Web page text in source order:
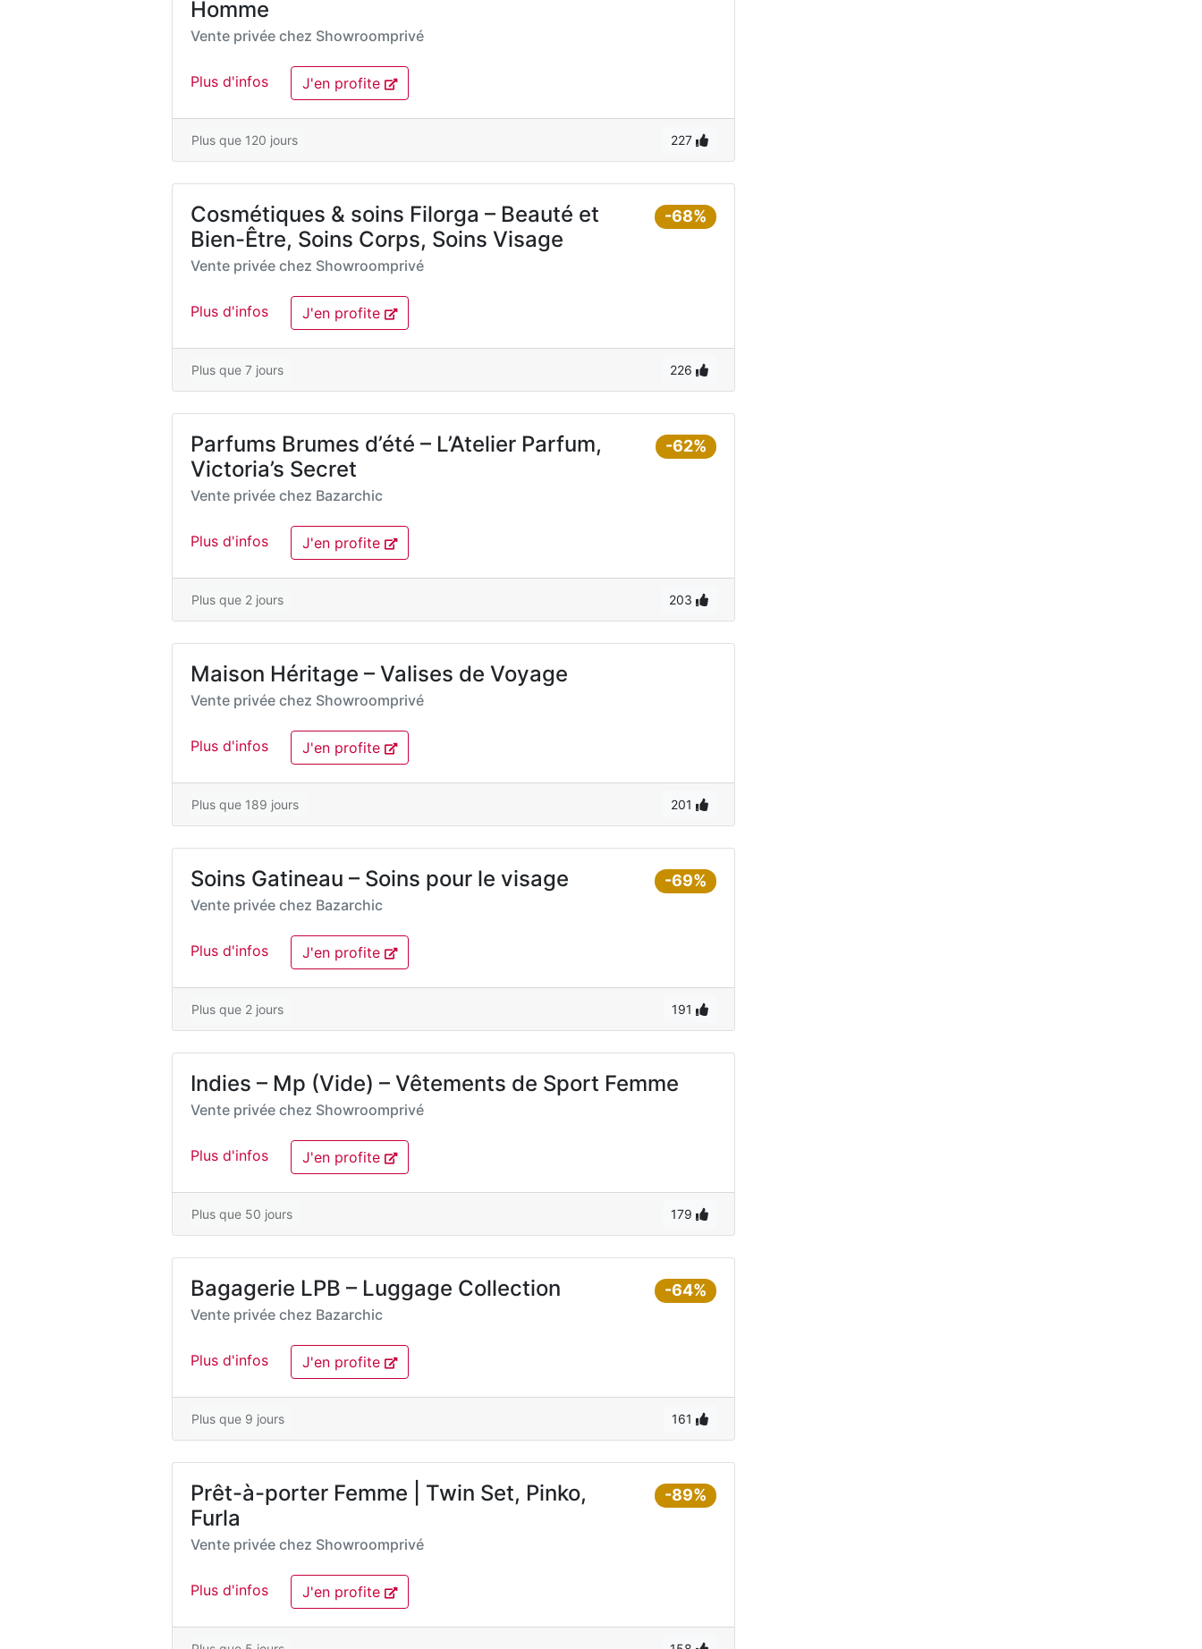
Homme
Vente privée chez Showroomprivé
Plus d'infos J'en profite
Plus que 120 jours 227
-68%
Cosmétiques & soins Filorga – Beauté et
Bien-Être, Soins Corps, Soins Visage
Vente privée chez Showroomprivé
Plus d'infos J'en profite
Plus que 7 jours 226
-62%
Parfums Brumes d’été – L’Atelier Parfum,
Victoria’s Secret
Vente privée chez Bazarchic
Plus d'infos J'en profite
Plus que 2 jours 203
Maison Héritage – Valises de Voyage
Vente privée chez Showroomprivé
Plus d'infos J'en profite
Plus que 189 jours 201
-69%
Soins Gatineau – Soins pour le visage
Vente privée chez Bazarchic
Plus d'infos J'en profite
Plus que 2 jours 191
Indies – Mp (Vide) – Vêtements de Sport Femme
Vente privée chez Showroomprivé
Plus d'infos J'en profite
Plus que 50 jours 179
-64%
Bagagerie LPB – Luggage Collection
Vente privée chez Bazarchic
Plus d'infos J'en profite
Plus que 9 jours 161
-89%
Prêt-à-porter Femme | Twin Set, Pinko,
Furla
Vente privée chez Showroomprivé
Plus d'infos J'en profite